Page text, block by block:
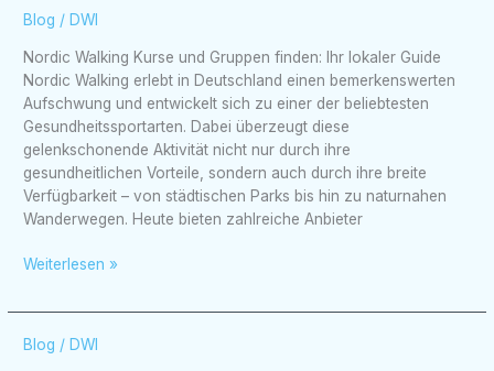
Blog / DWI
Nordic Walking Kurse und Gruppen finden: Ihr lokaler Guide
Nordic Walking erlebt in Deutschland einen bemerkenswerten
Aufschwung und entwickelt sich zu einer der beliebtesten
Gesundheitssportarten. Dabei überzeugt diese
gelenkschonende Aktivität nicht nur durch ihre
gesundheitlichen Vorteile, sondern auch durch ihre breite
Verfügbarkeit – von städtischen Parks bis hin zu naturnahen
Wanderwegen. Heute bieten zahlreiche Anbieter
Nordic
Kurse
und
Gruppen
finden:
Ihr
lokaler
Guide
Weiterlesen »
Blog / DWI
Nordic